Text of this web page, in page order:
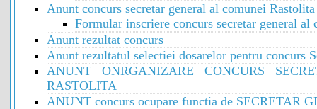
Anunt concurs secretar general al comunei
Formular inscriere concurs secretar general al
Anunt rezultat concurs
Anunt rezultatul selectiei dosarelor pentru concurs
ANUNT ONRGANIZARE CONCURS
RASTOLITA
ANUNT concurs ocupare functia de SECRETAR